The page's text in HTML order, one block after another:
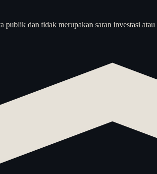
dan tidak merupakan saran investasi